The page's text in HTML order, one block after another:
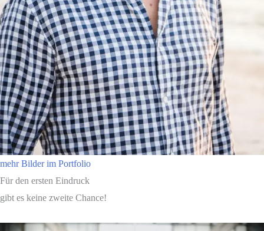
mehr Bilder im Portfolio
Für den ersten Eindruck
gibt es keine zweite Chance!